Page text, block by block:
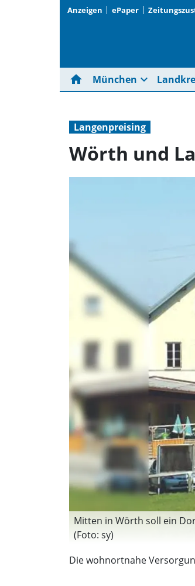
Anzeigen ePaper
home München expand_more
Langenpreising
Wörth und
Mitten in Wörth soll ein
(Foto: sy)
Die wohnortnahe